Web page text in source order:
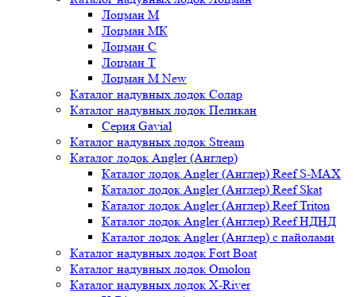
Лоцман М
Лоцман МК
Лоцман С
Лоцман Т
Лоцман М New
Каталог надувных лодок Солар
Каталог надувных лодок Пеликан
Серия Gavial
Каталог надувных лодок Stream
Каталог лодок Angler (Англер)
Каталог лодок Angler (Англер) Reef S-MAX
Каталог лодок Angler (Англер) Reef Skat
Каталог лодок Angler (Англер) Reef Triton
Каталог лодок Angler (Англер) Reef НДНД
Каталог лодок Angler (Англер) с пайолами
Каталог надувных лодок Fort Boat
Каталог надувных лодок Omolon
Каталог надувных лодок X-River